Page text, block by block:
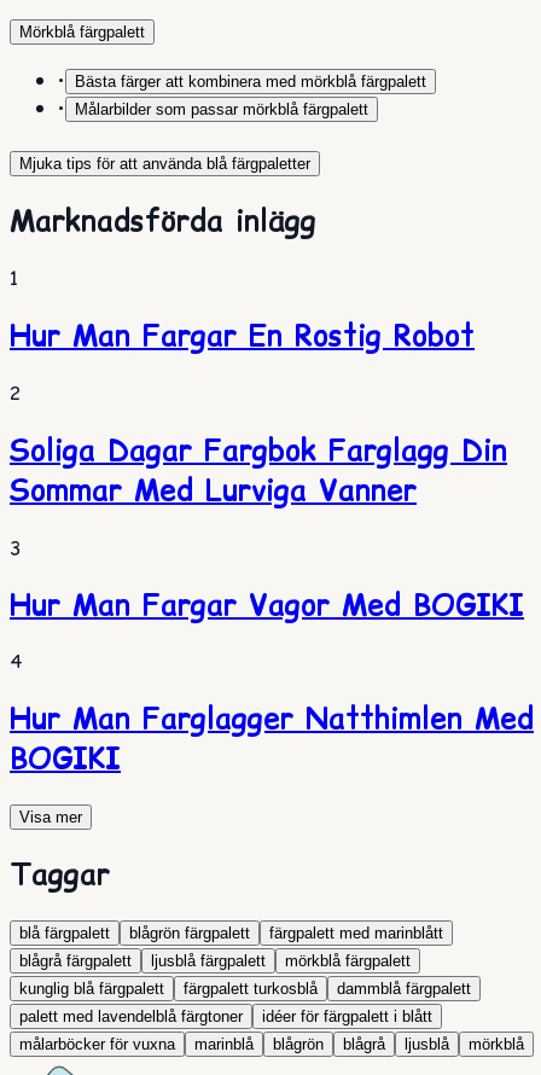
Mörkblå färgpalett
• Bästa färger att kombinera med mörkblå färgpalett
• Målarbilder som passar mörkblå färgpalett
Mjuka tips för att använda blå färgpaletter
Marknadsförda inlägg
1
Hur Man Fargar En Rostig Robot
2
Soliga Dagar Fargbok Farglagg Din
Sommar Med Lurviga Vanner
3
Hur Man Fargar Vagor Med BOGIKI
4
Hur Man Farglagger Natthimlen Med
BOGIKI
Visa mer
Taggar
blå färgpalett blågrön färgpalett
färgpalett med marinblått
blågrå färgpalett
ljusblå färgpalett
mörkblå färgpalett
kunglig blå färgpalett
färgpalett turkosblå
dammblå färgpalett
palett med lavendelblå färgtoner
idéer för färgpalett i blått
målarböcker för vuxna
marinblå blågrön blågrå ljusblå mörkblå